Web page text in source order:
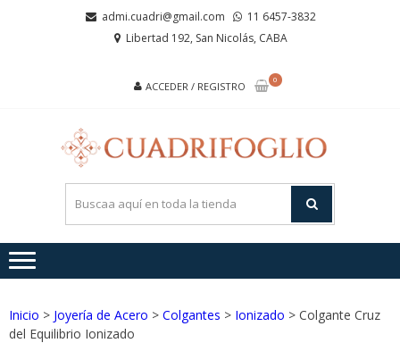
admi.cuadri@gmail.com
11 6457-3832
Libertad 192, San Nicolás, CABA
ACCEDER / REGISTRO
0
Inicio > Joyería de Acero > Colgantes > Ionizado > Colgante Cruz
del Equilibrio Ionizado